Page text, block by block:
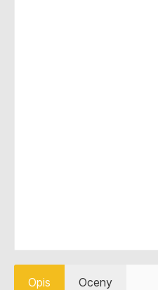
Opis Oceny